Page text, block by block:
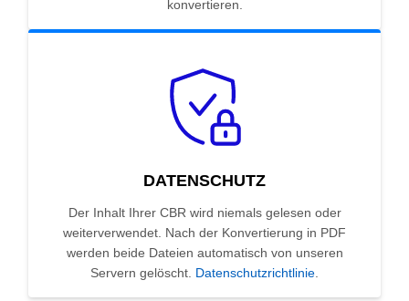
konvertieren.
DATENSCHUTZ
Der Inhalt Ihrer CBR wird niemals gelesen oder
weiterverwendet. Nach der Konvertierung in PDF
werden beide Dateien automatisch von unseren
Servern gelöscht. Datenschutzrichtlinie.